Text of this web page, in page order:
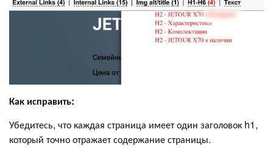
Как исправить:
Убедитесь, что каждая страница имеет один заголовок h1,
который точно отражает содержание страницы.